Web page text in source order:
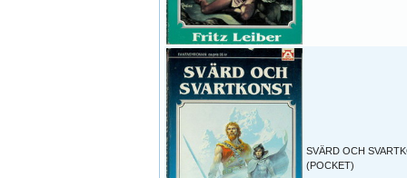
SVÄRD OCH
(POCKET)